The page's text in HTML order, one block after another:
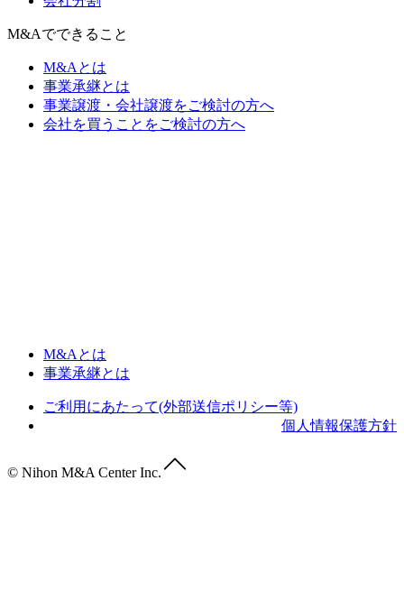
M&Aでできること
M&Aとは
事業承継とは
事業譲渡・会社譲渡をご検討の方へ
会社を買うことをご検討の方へ
M&Aとは
事業承継とは
ご利用にあたって(外部送信ポリシー等)
個人情報保護方針
© Nihon M&A Center Inc.